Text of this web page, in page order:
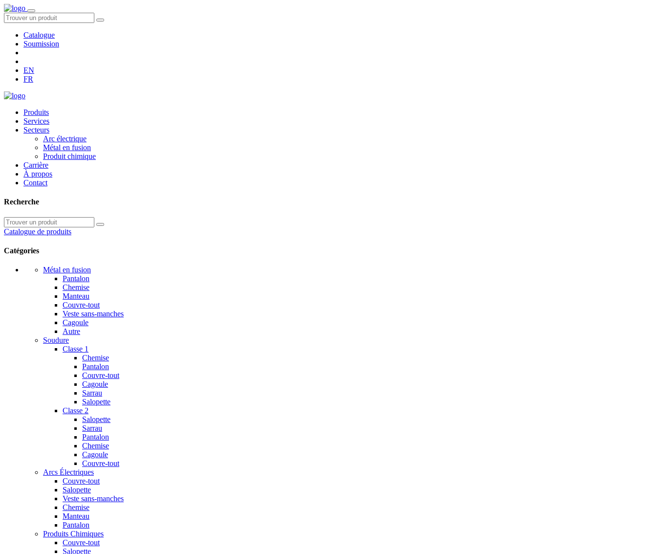
Catalogue
Soumission
EN
FR
Produits
Services
Secteurs
Arc électrique
Métal en fusion
Produit chimique
Carrière
À propos
Contact
Recherche
Catalogue de produits
Catégories
Métal en fusion
Pantalon
Chemise
Manteau
Couvre-tout
Veste sans-manches
Cagoule
Autre
Soudure
Classe 1
Chemise
Pantalon
Couvre-tout
Cagoule
Sarrau
Salopette
Classe 2
Salopette
Sarrau
Pantalon
Chemise
Cagoule
Couvre-tout
Arcs Électriques
Couvre-tout
Salopette
Veste sans-manches
Chemise
Manteau
Pantalon
Produits Chimiques
Couvre-tout
Salopette